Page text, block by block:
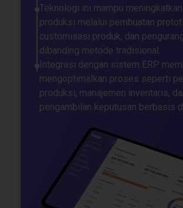
Teknologi ini mampu
produksi melalui pembuatan
customisasi produk, dan
dibanding metode tradisional.
Integrasi dengan sistem ERP
mengoptimalkan proses seperti
produksi, manajemen inventaris,
pengambilan keputusan berbasis